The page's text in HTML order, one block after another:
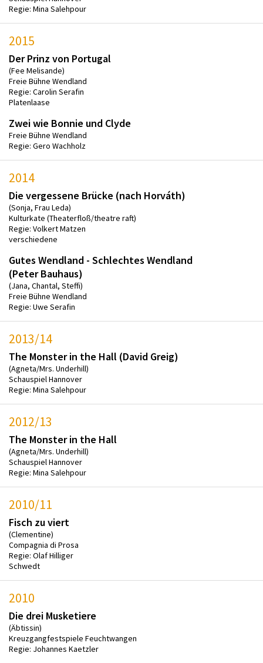
Regie: Mina Salehpour
2015
Der Prinz von Portugal
(Fee Melisande)
Freie Bühne Wendland
Regie: Carolin Serafin
Platenlaase
Zwei wie Bonnie und Clyde
Freie Bühne Wendland
Regie: Gero Wachholz
2014
Die vergessene Brücke (nach Horváth)
(Sonja, Frau Leda)
Kulturkate (Theaterfloß/theatre raft)
Regie: Volkert Matzen
verschiedene
Gutes Wendland - Schlechtes Wendland
(Peter Bauhaus)
(Jana, Chantal, Steffi)
Freie Bühne Wendland
Regie: Uwe Serafin
2013/14
The Monster in the Hall (David Greig)
(Agneta/Mrs. Underhill)
Schauspiel Hannover
Regie: Mina Salehpour
2012/13
The Monster in the Hall
(Agneta/Mrs. Underhill)
Schauspiel Hannover
Regie: Mina Salehpour
2010/11
Fisch zu viert
(Clementine)
Compagnia di Prosa
Regie: Olaf Hilliger
Schwedt
2010
Die drei Musketiere
(Äbtissin)
Kreuzgangfestspiele Feuchtwangen
Regie: Johannes Kaetzler